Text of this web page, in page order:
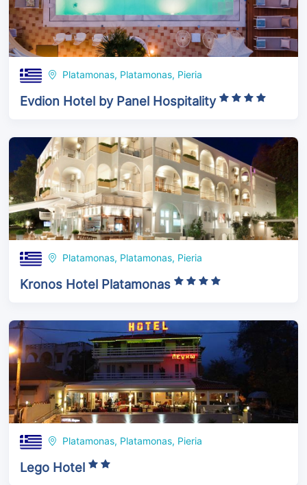
Platamonas, Platamonas, Pieria
Evdion Hotel by Panel Hospitality
Platamonas, Platamonas, Pieria
Kronos Hotel Platamonas
Platamonas, Platamonas, Pieria
Lego Hotel